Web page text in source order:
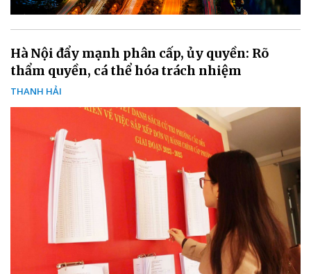
Hà Nội đẩy mạnh phân cấp, ủy quyền: Rõ
thẩm quyền, cá thể hóa trách nhiệm
THANH HẢI